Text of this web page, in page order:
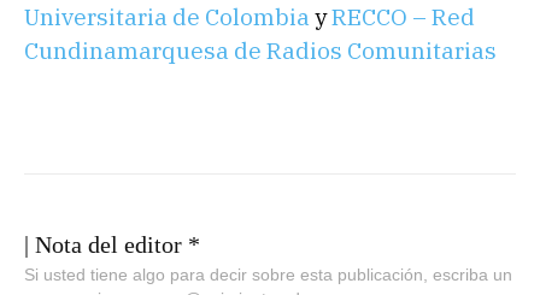
Universitaria de Colombia yRECCO – Red
Cundinamarquesa de Radios Comunitarias
| Nota del editor *
Si usted tiene algo para decir sobre esta publicación, escriba un